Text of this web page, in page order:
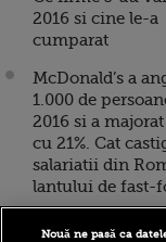
2016 si cine le-a
cumparat
McDonald’s a
1.000 de
2016 si a
cu 21%. Cat
salariatii din
lantului de fast-
McDonald's da in
Nouă ne pasă ca